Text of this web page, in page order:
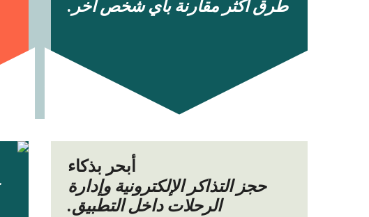
طرق أكثر مقارنة بأي شخص آخر.
أبحر بذكاء
حجز التذاكر الإلكترونية وإدارة
الرحلات داخل التطبيق.